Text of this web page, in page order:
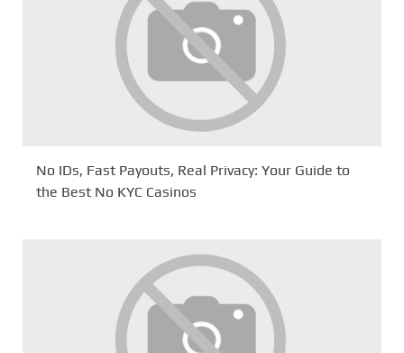
No IDs, Fast Payouts, Real Privacy: Your Guide to
the Best No KYC Casinos